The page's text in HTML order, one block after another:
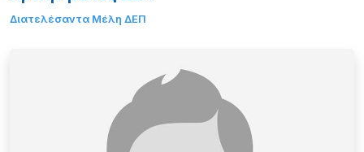
Διατελέσαντα Μέλη ΔΕΠ